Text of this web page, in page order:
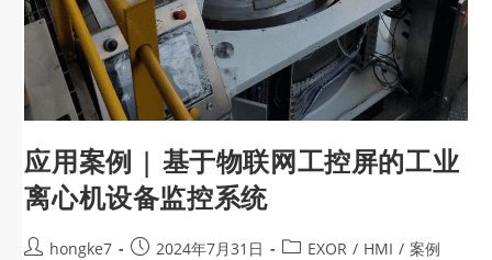
应用案例 | 基于物联网工控屏的工业
离心机设备监控系统
hongke7 2024年7月31日 EXOR / HMI / 案例